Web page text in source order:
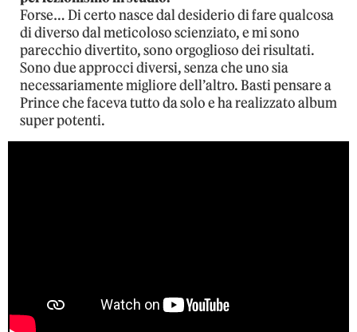
Forse… Di certo nasce dal desiderio di fare qualcosa
di diverso dal meticoloso scienziato, e mi sono
parecchio divertito, sono orgoglioso dei risultati.
Sono due approcci diversi, senza che uno sia
necessariamente migliore dell’altro. Basti pensare a
Prince che faceva tutto da solo e ha realizzato album
super potenti.